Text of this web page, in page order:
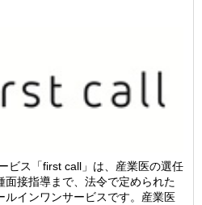
ビス「first call」は、産業医の選任
接指導まで、法令で定められた
ルインワンサービスです。産業医